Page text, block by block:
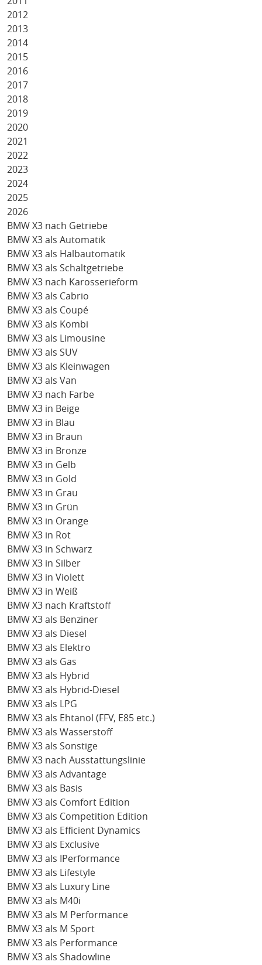
2012
2013
2014
2015
2016
2017
2018
2019
2020
2021
2022
2023
2024
2025
2026
BMW X3 nach Getriebe
BMW X3 als Automatik
BMW X3 als Halbautomatik
BMW X3 als Schaltgetriebe
BMW X3 nach Karosserieform
BMW X3 als Cabrio
BMW X3 als Coupé
BMW X3 als Kombi
BMW X3 als Limousine
BMW X3 als SUV
BMW X3 als Kleinwagen
BMW X3 als Van
BMW X3 nach Farbe
BMW X3 in Beige
BMW X3 in Blau
BMW X3 in Braun
BMW X3 in Bronze
BMW X3 in Gelb
BMW X3 in Gold
BMW X3 in Grau
BMW X3 in Grün
BMW X3 in Orange
BMW X3 in Rot
BMW X3 in Schwarz
BMW X3 in Silber
BMW X3 in Violett
BMW X3 in Weiß
BMW X3 nach Kraftstoff
BMW X3 als Benziner
BMW X3 als Diesel
BMW X3 als Elektro
BMW X3 als Gas
BMW X3 als Hybrid
BMW X3 als Hybrid-Diesel
BMW X3 als LPG
BMW X3 als Ehtanol (FFV, E85 etc.)
BMW X3 als Wasserstoff
BMW X3 als Sonstige
BMW X3 nach Ausstattungslinie
BMW X3 als Advantage
BMW X3 als Basis
BMW X3 als Comfort Edition
BMW X3 als Competition Edition
BMW X3 als Efficient Dynamics
BMW X3 als Exclusive
BMW X3 als IPerformance
BMW X3 als Lifestyle
BMW X3 als Luxury Line
BMW X3 als M40i
BMW X3 als M Performance
BMW X3 als M Sport
BMW X3 als Performance
BMW X3 als Shadowline